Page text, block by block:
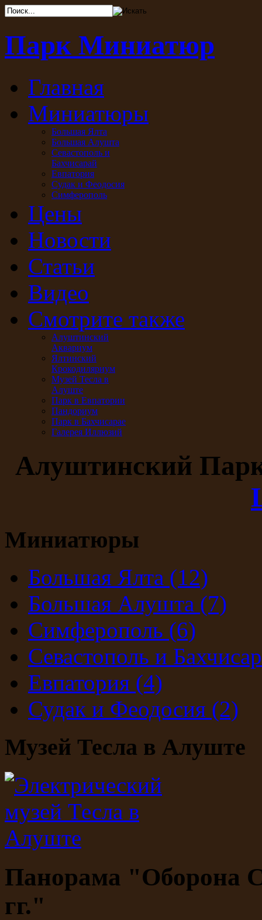
Парк Миниатюр
Главная
Миниатюры
Большая Ялта
Большая Алушта
Севастополь и
Бахчисарай
Евпатория
Судак и Феодосия
Симферополь
Цены
Новости
Статьи
Видео
Смотрите также
Алуштинский
Аквариум
Ялтинский
Крокодиляриум
Музей Тесла в
Алуште
Парк в Евпатории
Пандориум
Парк в Бахчисарае
Галерея Иллюзий
Алуштинский
Миниатюры
Большая Ялта (12)
Большая Алушта (7)
Симферополь (6)
Севастополь и
Евпатория (4)
Судак и Феодосия (2)
Музей Тесла в Алуште
Панорама "Оборона
гг."